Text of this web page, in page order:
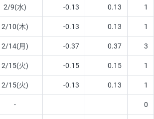
2/9(水) -0.13 0.13 1
2/10(木) -0.13 0.13 1
2/14(月) -0.37 0.37 3
2/15(火) -0.15 0.15 1
2/15(火) -0.13 0.13 1
- 0